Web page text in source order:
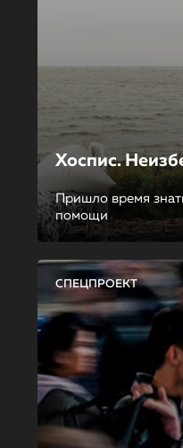
Хоспис.
Пришло время
помощи
СПЕЦПРОЕКТ